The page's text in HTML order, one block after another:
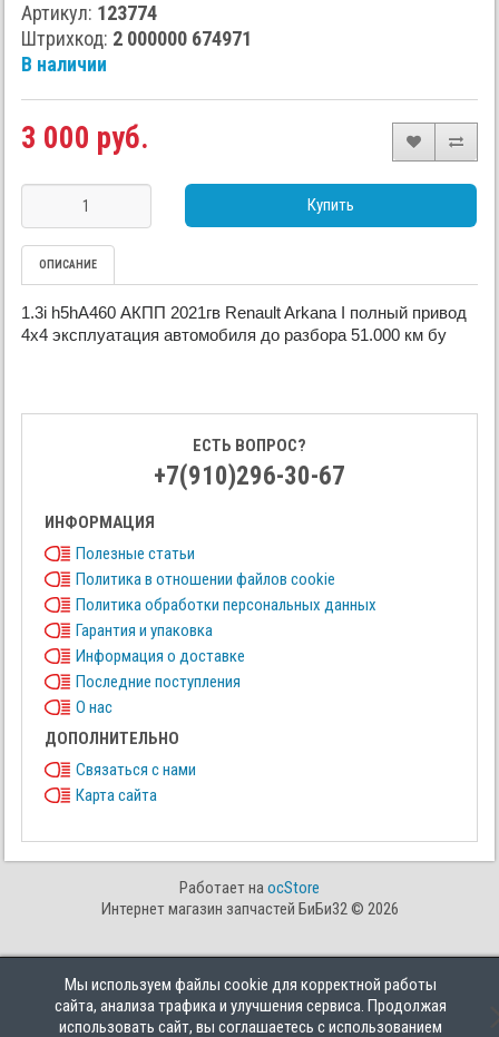
Мы используем файлы cookie для корректной работы
сайта, анализа трафика и улучшения сервиса. Продолжая
использовать сайт, вы соглашаетесь с использованием
Артикул: 123774
Штрихкод: 2 000000 674971
В наличии
3 000 руб.
Купить
ОПИСАНИЕ
1.3i h5hA460 АКПП 2021гв Renault Arkana I полный привод
4x4 эксплуатация автомобиля до разбора 51.000 км бу
ЕСТЬ ВОПРОС?
+7(910)296-30-67
ИНФОРМАЦИЯ
Полезные статьи
Политика в отношении файлов cookie
Политика обработки персональных данных
Гарантия и упаковка
Информация о доставке
Последние поступления
О нас
ДОПОЛНИТЕЛЬНО
Связаться с нами
Карта сайта
Работает наocStore
Интернет магазин запчастей БиБи32 © 2026